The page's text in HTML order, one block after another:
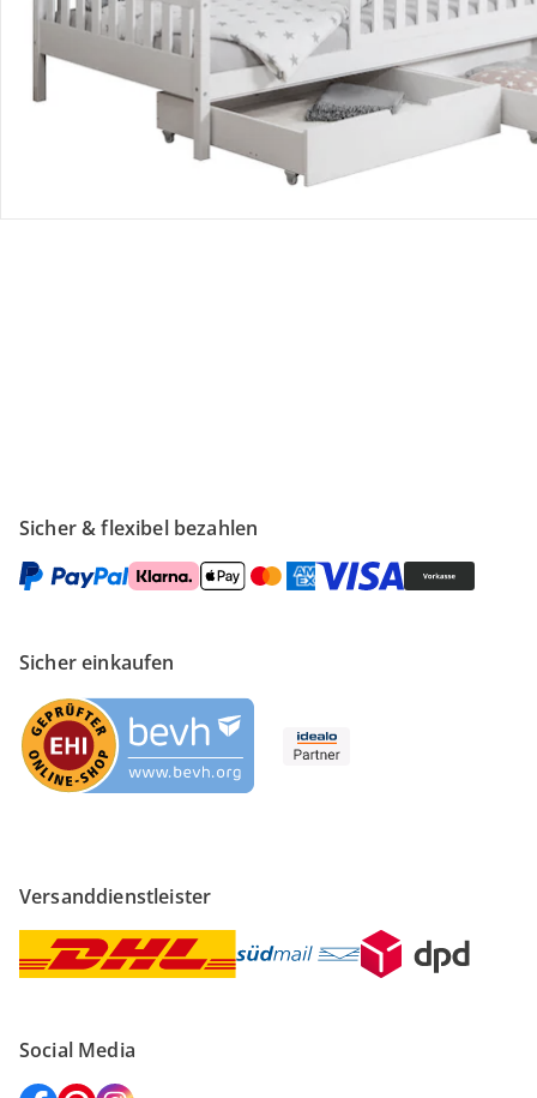
Retoure & Reklamation
Gutscheine & Aktionen
Sicher & flexibel bezahlen
Sicher einkaufen
Versanddienstleister
Social Media